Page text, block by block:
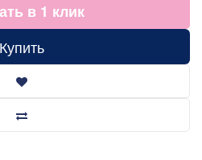
в 1 клик
Купить